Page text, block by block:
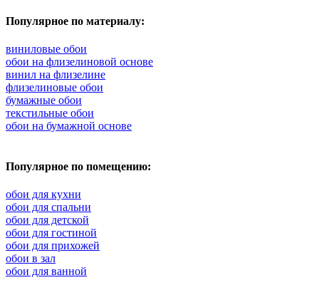
Популярное по материалу:
виниловые обои
обои на флизелиновой основе
винил на флизелине
флизелиновые обои
бумажные обои
текстильные обои
обои на бумажной основе
Популярное по помещению:
обои для кухни
обои для спальни
обои для детской
обои для гостиной
обои для прихожей
обои в зал
обои для ванной